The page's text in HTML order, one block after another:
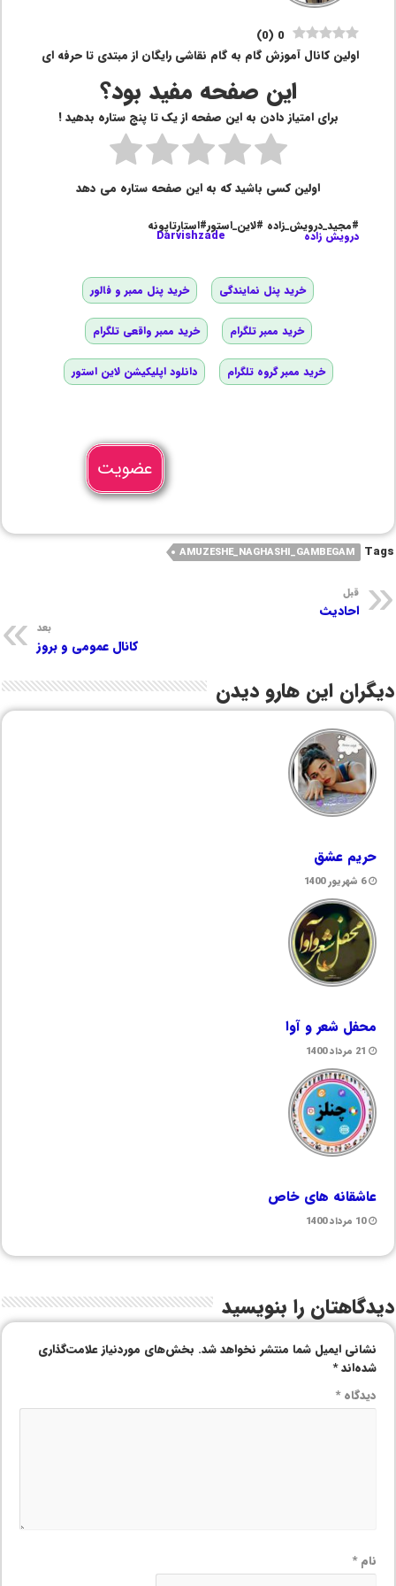
0
(
0
)
اولین کانال آموزش گام به گام نقاشی رایگان از مبتدی تا حرفه ای
این صفحه مفید بود؟
برای امتیاز دادن به این صفحه از یک تا پنج ستاره بدهید !
اولین کسی باشید که به این صفحه ستاره می دهد
#مجید_درویش_زاده #لاین_استور#استارتاپونه
درویش زاده Darvishzade
خرید پنل نمایندگی خرید پنل ممبر و فالور
خرید ممبر تلگرام خرید ممبر واقعی تلگرام
خرید ممبر گروه تلگرام دانلود اپلیکیشن لاین استور
عضویت
Tags
AMUZESHE_NAGHASHI_GAMBEGAM
قبل
احادیث
بعد
کانال عمومی و بروز
دیگران این هارو دیدن
حریم عشق
6 شهریور 1400
محفل شعر و آوا
21 مرداد 1400
عاشقانه های خاص
10 مرداد 1400
دیدگاهتان را بنویسید
نشانی ایمیل شما منتشر نخواهد شد. بخش‌های موردنیاز علامت‌گذاری
شده‌اند*
دیدگاه*
نام*